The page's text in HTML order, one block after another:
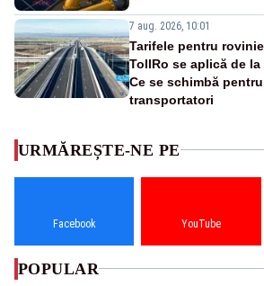
7 aug. 2026, 10:01
Tarifele pentru
TollRo se aplică de la
Ce se schimbă
transportatori
URMĂREȘTE-NE PE
Facebook YouTube
POPULAR